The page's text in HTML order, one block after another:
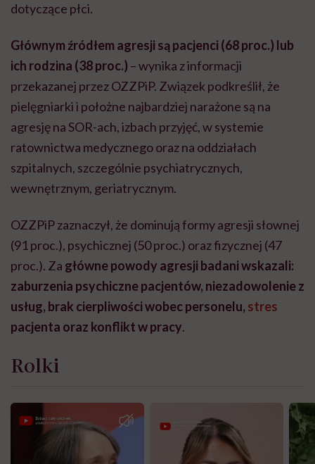
dotyczące płci.
Głównym źródłem agresji są pacjenci (68 proc.) lub
ich rodzina (38 proc.) – wynika z informacji
przekazanej przez OZZPiP. Związek podkreślił, że
pielęgniarki i położne najbardziej narażone są na
agresję na SOR-ach, izbach przyjęć, w systemie
ratownictwa medycznego oraz na oddziałach
szpitalnych, szczególnie psychiatrycznych,
wewnętrznym, geriatrycznym.
OZZPiP zaznaczył, że dominują formy agresji słownej
(91 proc.), psychicznej (50 proc.) oraz fizycznej (47
proc.). Za główne powody agresji badani wskazali:
zaburzenia psychiczne pacjentów, niezadowolenie z
usług, brak cierpliwości wobec personelu, stres
pacjenta oraz konflikt w pracy.
Rolki